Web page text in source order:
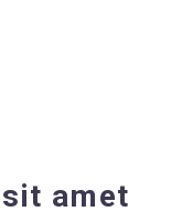
amet